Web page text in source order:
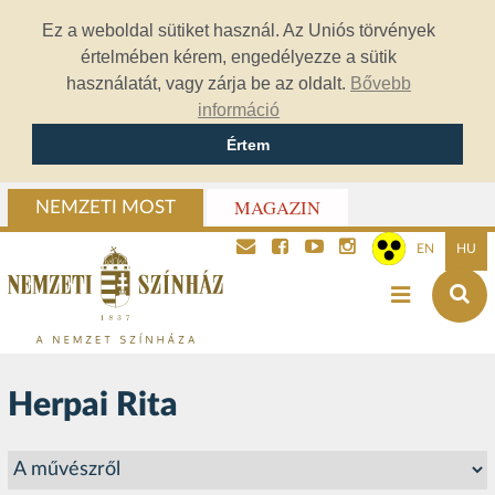
Ez a weboldal sütiket használ. Az Uniós törvények
értelmében kérem, engedélyezze a sütik
használatát, vagy zárja be az oldalt. Bővebb
információ
Értem
NEMZETI MOST MAGAZIN
EN HU
Herpai Rita